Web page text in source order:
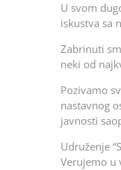
U svom
iskustva sa
Zabrinuti
neki od
Pozivamo
nastavnog
javnosti
Udruženje
Verujemo u